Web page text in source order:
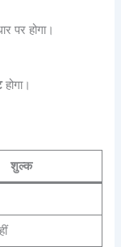
पर होगा।
होगा।
शुल्क